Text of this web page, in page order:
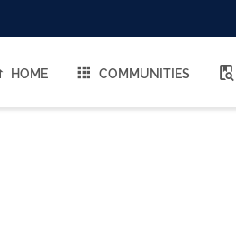
HOME COMMUNITIES